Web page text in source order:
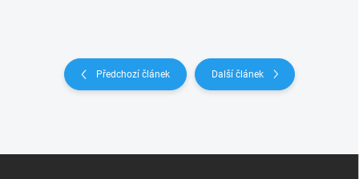
Předchozí článek Další článek